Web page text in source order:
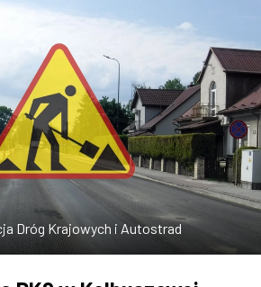
Dróg Krajowych i Autostrad